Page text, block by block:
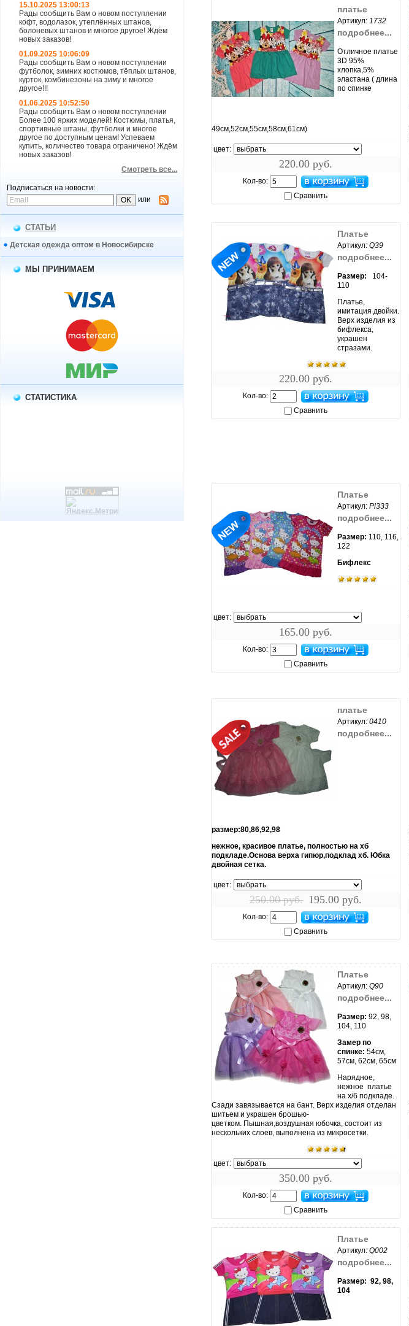
15.10.2025 13:00:13
Рады сообщить Вам о новом поступлении
кофт, водолазок, утеплённых штанов,
болоневых штанов и многое другое! Ждём
новых заказов!
01.09.2025 10:06:09
Рады сообщить Вам о новом поступлении
футболок, зимних костюмов, тёплых штанов,
курток, комбинезоны на зиму и многое
другое!!!
01.06.2025 10:52:50
Рады сообщить Вам о новом поступлении
Более 100 ярких моделей! Костюмы, платья,
спортивные штаны, футболки и многое
другое по доступным ценам! Успеваем
купить, количество товара ограничено! Ждём
новых заказов!
Смотреть все...
Подписаться на новости:
или
СТАТЬИ
Детская одежда оптом в Новосибирске
МЫ ПРИНИМАЕМ
СТАТИСТИКА
платье
Артикул: 1732
подробнее...
Отличное платье
3D 95%
хлопка,5%
эластана ( длина
по спинке
49см,52см,55см,58см,61см)
цвет:
220.00 руб.
Кол-во:
Сравнить
Платье
Артикул: Q39
подробнее...
Размер:
104-
110
Платье,
имитация двойки.
Верх изделия из
бифлекса,
украшен
стразами.
220.00 руб.
Кол-во:
Сравнить
Платье
Артикул: Pl333
подробнее...
Размер: 110, 116,
122
Бифлекс
цвет:
165.00 руб.
Кол-во:
Сравнить
платье
Артикул: 0410
подробнее...
размер:80,86,92,98
нежное, красивое платье, полностью на хб
подкладе.Основа верха гипюр,подклад хб. Юбка
двойная сетка.
цвет:
250.00 руб. 195.00 руб.
Кол-во:
Сравнить
Платье
Артикул: Q90
подробнее...
Размер: 92, 98,
104, 110
Замер по
спинке: 54см,
57см, 62см, 65см
Нарядное,
нежное платье
на х/б подкладе.
Сзади завязывается на бант. Верх изделия отделан
шитьем и украшен брошью-
цветком. Пышная,воздушная юбочка, состоит из
нескольких слоев, выполнена из микросетки.
цвет:
350.00 руб.
Кол-во:
Сравнить
Платье
Артикул: Q002
подробнее...
Размер: 92, 98,
104